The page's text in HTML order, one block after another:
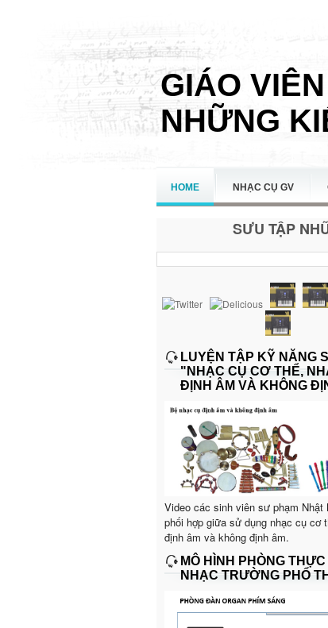
GIÁO
NHỮNG
HOME NHẠC CỤ GV
SƯU TẬP
LUYỆN TẬP KỸ NĂNG
"NHẠC CỤ CƠ THỂ,
ĐỊNH ÂM VÀ KHÔNG
Video các sinh viên sư phạm Nhật
phối hợp giữa sử dụng nhạc cụ cơ
định âm và không định âm.
MÔ HÌNH PHÒNG
NHẠC TRƯỜNG PHỔ